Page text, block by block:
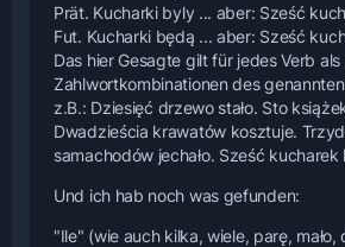
Prät. Kucharki byly ... aber: Sześć
Fut. Kucharki będą ... aber: Sześć
Das hier Gesagte gilt für jedes Verb
Zahlwortkombinationen des
z.B.: Dziesięć drzewo stało. Sto
Dwadzieścia krawatów kosztuje.
samachodów jechało. Sześć kucharek
Und ich hab noch was gefunden:
"Ile" (wie auch kilka, wiele, parę, mało,